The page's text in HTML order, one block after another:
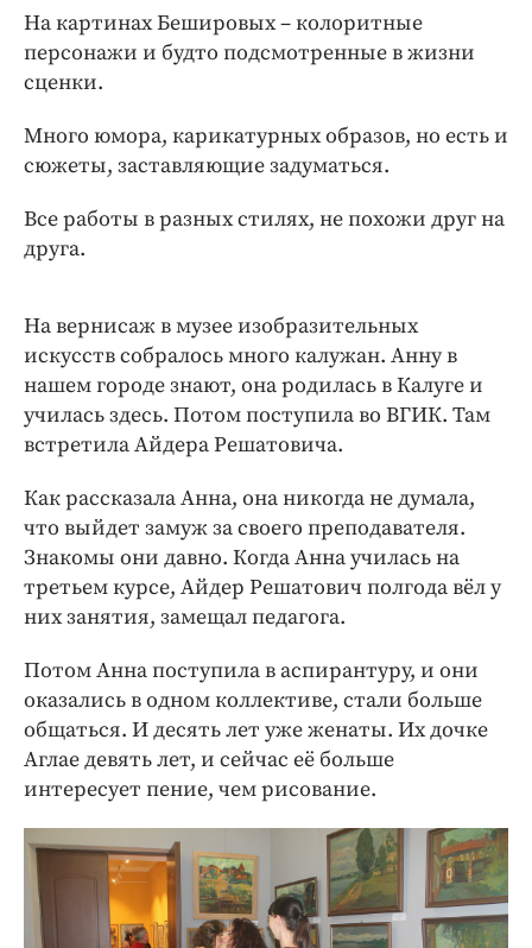
На картинах Бешировых – колоритные
персонажи и будто подсмотренные в жизни
сценки.
Много юмора, карикатурных образов, но есть и
сюжеты, заставляющие задуматься.
Все работы в разных стилях, не похожи друг на
друга.
На вернисаж в музее изобразительных
искусств собралось много калужан. Анну в
нашем городе знают, она родилась в Калуге и
училась здесь. Потом поступила во ВГИК. Там
встретила Айдера Решатовича.
Как рассказала Анна, она никогда не думала,
что выйдет замуж за своего преподавателя.
Знакомы они давно. Когда Анна училась на
третьем курсе, Айдер Решатович полгода вёл у
них занятия, замещал педагога.
Потом Анна поступила в аспирантуру, и они
оказались в одном коллективе, стали больше
общаться. И десять лет уже женаты. Их дочке
Аглае девять лет, и сейчас её больше
интересует пение, чем рисование.